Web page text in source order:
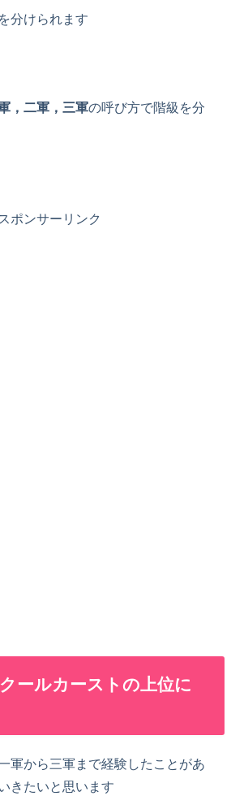
分けられます
，二軍，三軍の呼び方で階級を分
スポンサーリンク
ールカーストの上位に
軍から三軍まで経験したことがあ
きたいと思います